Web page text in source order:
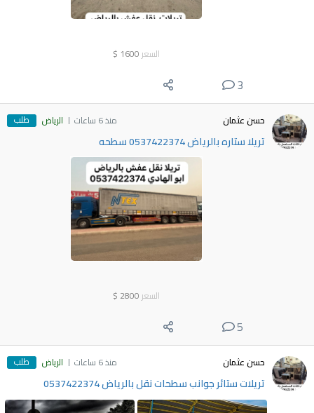
السعر 1600
$
3
حسن عثمان منذ 6 ساعات الرياض طلب
تريلا ستاره بالرياض 0537422374 سطحه
السعر 2800
$
5
حسن عثمان منذ 6 ساعات الرياض طلب
تريلات ستائر جوانب سطحات نقل بالرياض 0537422374